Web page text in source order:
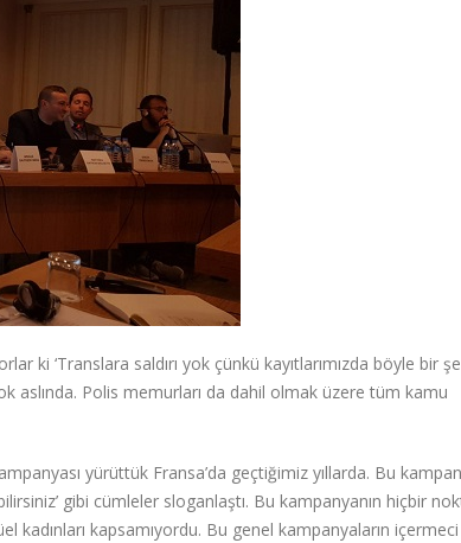
ki ‘Translara saldırı yok çünkü kayıtlarımızda böyle bir
aslında. Polis memurları da dahil olmak üzere tüm kamu
yürüttük Fransa’da geçtiğimiz yıllarda. Bu
gibi cümleler sloganlaştı. Bu kampanyanın hiçbir
kadınları kapsamıyordu. Bu genel kampanyaların